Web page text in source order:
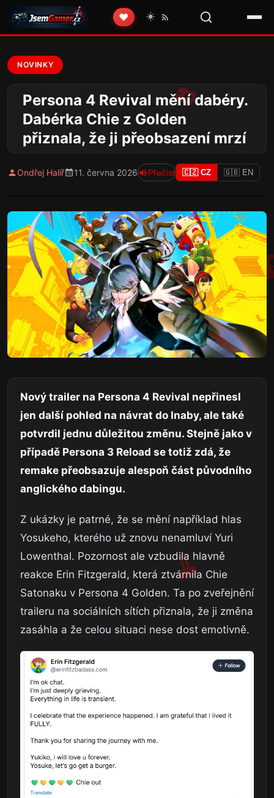
❤️ ☀️
NOVINKY
Persona 4 Revival mění dabéry.
Dabérka Chie z Golden
přiznala, že ji přeobsazení mrzí
Ondřej Halíř 11. června 2026 Přečíst 🇨🇿 CZ 🇬🇧 EN
Nový trailer na Persona 4 Revival nepřinesl
jen další pohled na návrat do Inaby, ale také
potvrdil jednu důležitou změnu. Stejně jako v
případě Persona 3 Reload se totiž zdá, že
remake přeobsazuje alespoň část původního
anglického dabingu.
Z ukázky je patrné, že se mění například hlas
Yosukeho, kterého už znovu nenamluví Yuri
Lowenthal. Pozornost ale vzbudila hlavně
reakce Erin Fitzgerald, která ztvárnila Chie
Satonaku v Persona 4 Golden. Ta po zveřejnění
traileru na sociálních sítích přiznala, že ji změna
zasáhla a že celou situaci nese dost emotivně.